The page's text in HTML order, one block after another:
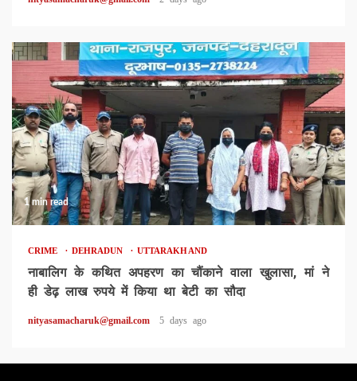
1 min read
CRIME DEHRADUN UTTARAKHAND
नाबालिग के कथित अपहरण का चौंकाने वाला खुलासा, मां ने
ही डेढ़ लाख रुपये में किया था बेटी का सौदा
nityasamacharuk@gmail.com 5 days ago